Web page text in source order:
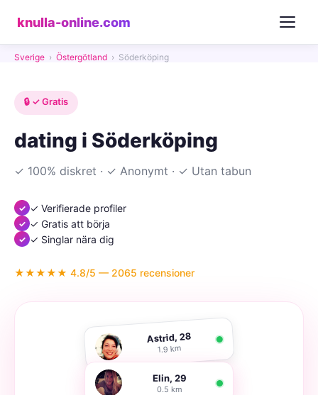
knulla-online.com
Sverige › Östergötland › Söderköping
🔒 ✓ Gratis
dating i Söderköping
✓ 100% diskret · ✓ Anonymt · ✓ Utan tabun
✓ Verifierade profiler
✓ Gratis att börja
✓ Singlar nära dig
★★★★★ 4.8/5 — 2065 recensioner
Astrid, 28
1.9 km
Elin, 29
0.5 km